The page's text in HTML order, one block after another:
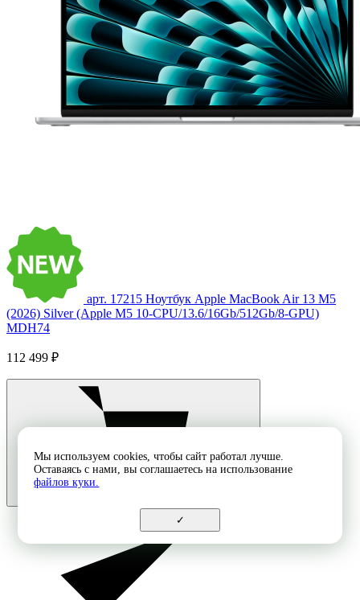
арт. 17215 Ноутбук Apple MacBook Air 13 M5
(2026) Silver (Apple M5 10-CPU/13.6/16Gb/512Gb/8-GPU)
MDH74
112 499 ₽
Мы используем cookies, чтобы сайт работал лучше.
Оставаясь с нами, вы соглашаетесь на использование
файлов куки.
✓